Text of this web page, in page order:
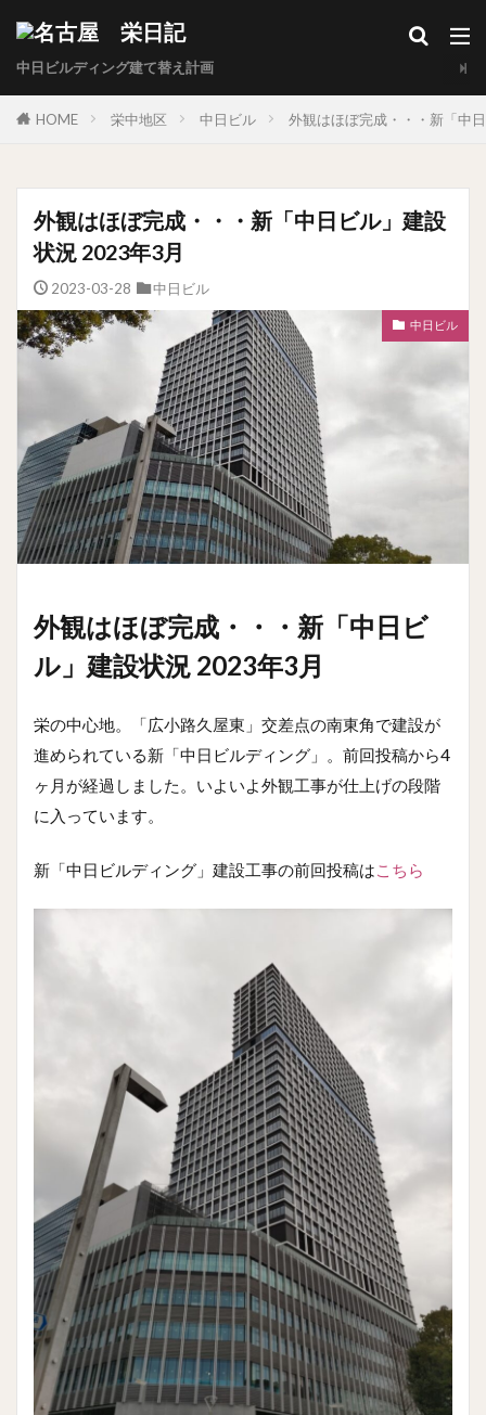
中日ビルディング建て替え計画
HOME 栄中地区 中日ビル 外観はほぼ完成・・・新「中
外観はほぼ完成・・・新「中日ビル」建設
状況 2023年3月
2023-03-28 中日ビル
中日ビル
外観はほぼ完成・・・新「中日ビ
ル」建設状況 2023年3月
栄の中心地。「広小路久屋東」交差点の南東角で建設が
進められている新「中日ビルディング」。前回投稿から4
ヶ月が経過しました。いよいよ外観工事が仕上げの段階
に入っています。
新「中日ビルディング」建設工事の前回投稿は こちら